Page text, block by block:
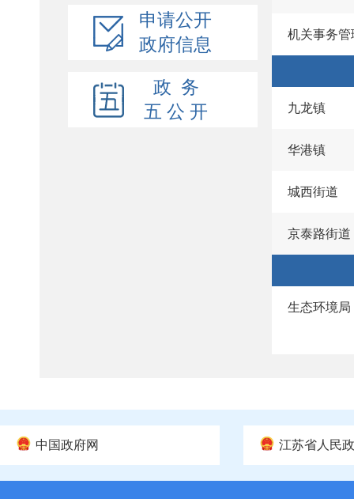
申请公开
政府信息
政 务
五 公 开
机关事务管
九龙镇
华港镇
城西街道
京泰路街道
生态环境局
中国政府网 江苏省人民